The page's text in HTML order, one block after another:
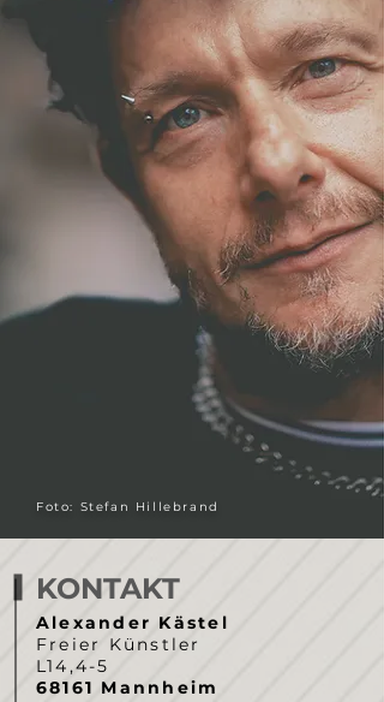
Foto: Stefan Hillebrand
KONTAKT
Alexander Kästel
Freier Künstler
L14,4-5
68161 Mannheim